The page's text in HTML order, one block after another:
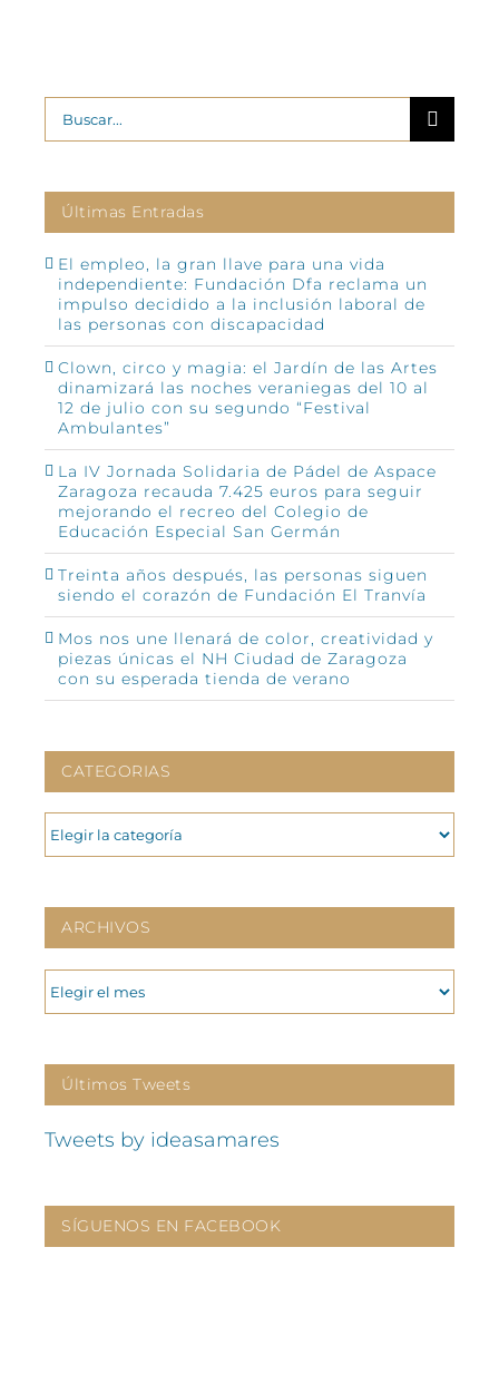
Buscar:
Últimas Entradas
El empleo, la gran llave para una vida
independiente: Fundación Dfa reclama un
impulso decidido a la inclusión laboral de
las personas con discapacidad
Clown, circo y magia: el Jardín de las Artes
dinamizará las noches veraniegas del 10 al
12 de julio con su segundo “Festival
Ambulantes”
La IV Jornada Solidaria de Pádel de Aspace
Zaragoza recauda 7.425 euros para seguir
mejorando el recreo del Colegio de
Educación Especial San Germán
Treinta años después, las personas siguen
siendo el corazón de Fundación El Tranvía
Mos nos une llenará de color, creatividad y
piezas únicas el NH Ciudad de Zaragoza
con su esperada tienda de verano
CATEGORIAS
CATEGORIAS
ARCHIVOS
ARCHIVOS
Últimos Tweets
Tweets by ideasamares
SÍGUENOS EN FACEBOOK